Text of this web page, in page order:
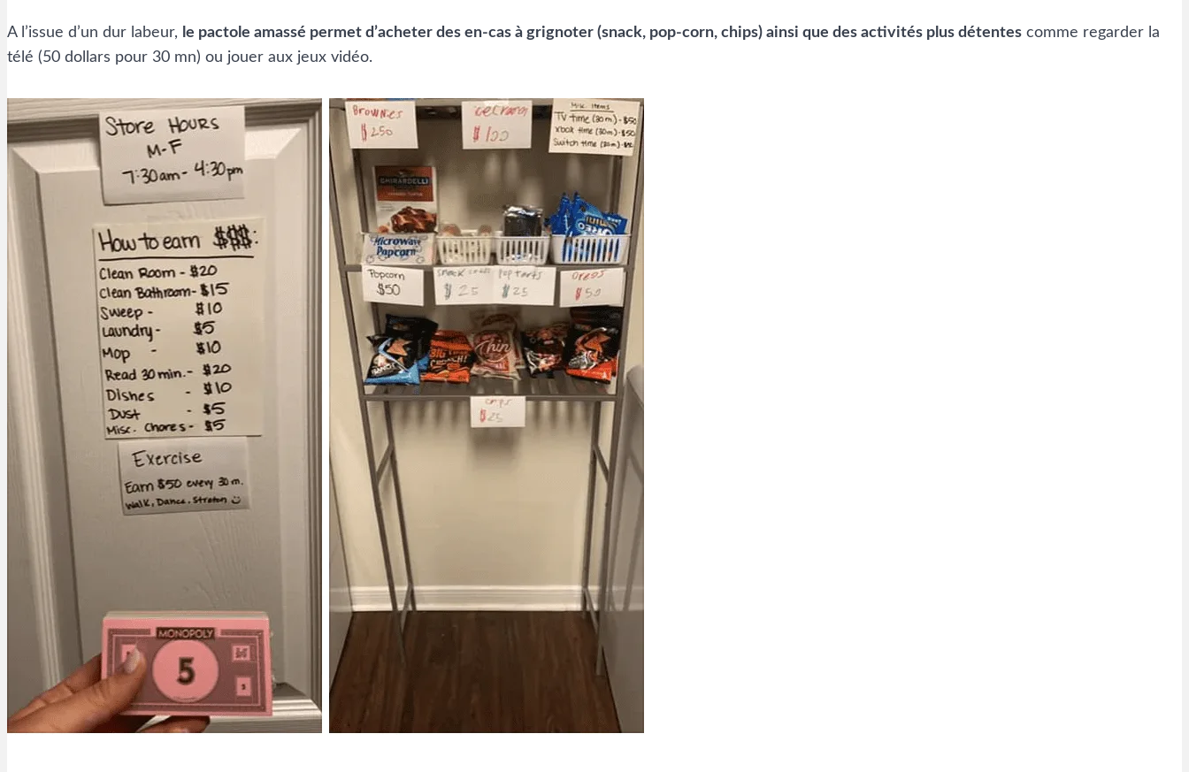
A l’issue d’un dur labeur, le pactole amassé permet d’acheter des en-cas à grignoter (snack, pop-corn, chips) ainsi que des activités plus détentes comme regarder la
télé (50 dollars pour 30 mn) ou jouer aux jeux vidéo.